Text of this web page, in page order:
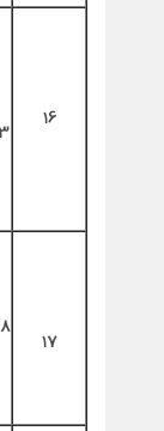
16
17